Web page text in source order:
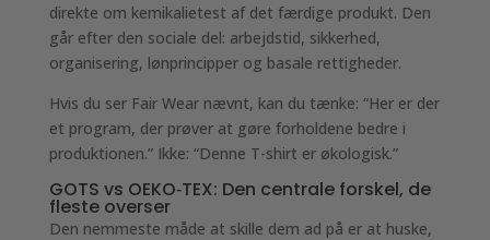
direkte om kemikalietest af det færdige produkt. Den
går efter den sociale del: arbejdstid, sikkerhed,
organisering, lønprincipper og basale rettigheder.
Hvis du ser Fair Wear nævnt, kan du tænke: “Her er der
et program, der prøver at gøre forholdene bedre i
produktionen.” Ikke: “Denne T-shirt er økologisk.”
GOTS vs OEKO‑TEX: Den centrale forskel, de
fleste overser
Den nemmeste måde at skille dem ad på er at huske,